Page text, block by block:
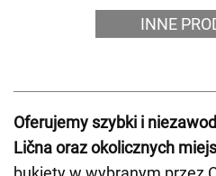
INNE
Oferujemy szybki i
Lična oraz okolicznych